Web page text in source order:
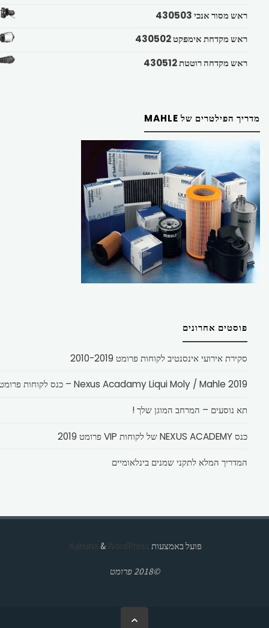
ראש מסור אנכי 430503
ראש מקדחת אימפקט 430502
ראש מקדחה רוטטת 430512
מדריך הפילטרים של MAHLE
פוסטים אחרונים
סקירת אירועי אינסנטיב לקוחות פרומט 2010-2019
Nexus Acadamy Liqui Moly / Mahle 2019 – כנס לקוחות פרומט
תא נוסעים – המרחב המוגן שלך !
כנס NEXUS ACADEMY של לקוחות VIP פרומט 2019
המדריך המלא לתקני שמנים בינלאומיים
פועל באמצעות & WordPress.
©2018 פרומט
בחזרה